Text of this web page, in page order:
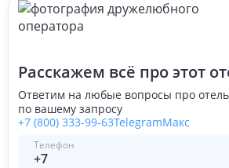
Расскажем всё про этот
Ответим на любые вопросы про
по вашему запросу
+7 (800) 333-99-63TelegramМакс
Телефон